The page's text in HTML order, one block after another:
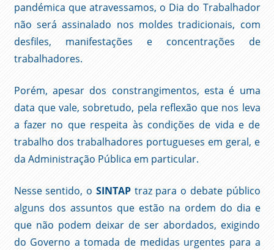
pandémica que atravessamos, o Dia do Trabalhador
não será assinalado nos moldes tradicionais, com
desfiles, manifestações e concentrações de
trabalhadores.
Porém, apesar dos constrangimentos, esta é uma
data que vale, sobretudo, pela reflexão que nos leva
a fazer no que respeita às condições de vida e de
trabalho dos trabalhadores portugueses em geral, e
da Administração Pública em particular.
Nesse sentido, o SINTAPtraz para o debate público
alguns dos assuntos que estão na ordem do dia e
que não podem deixar de ser abordados, exigindo
do Governo a tomada de medidas urgentes para a